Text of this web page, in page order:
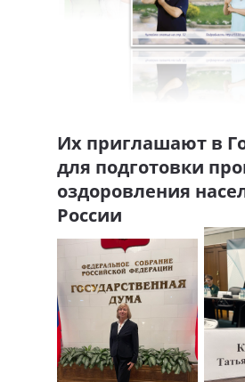
Их приглашают в
для подготовки
оздоровления
России